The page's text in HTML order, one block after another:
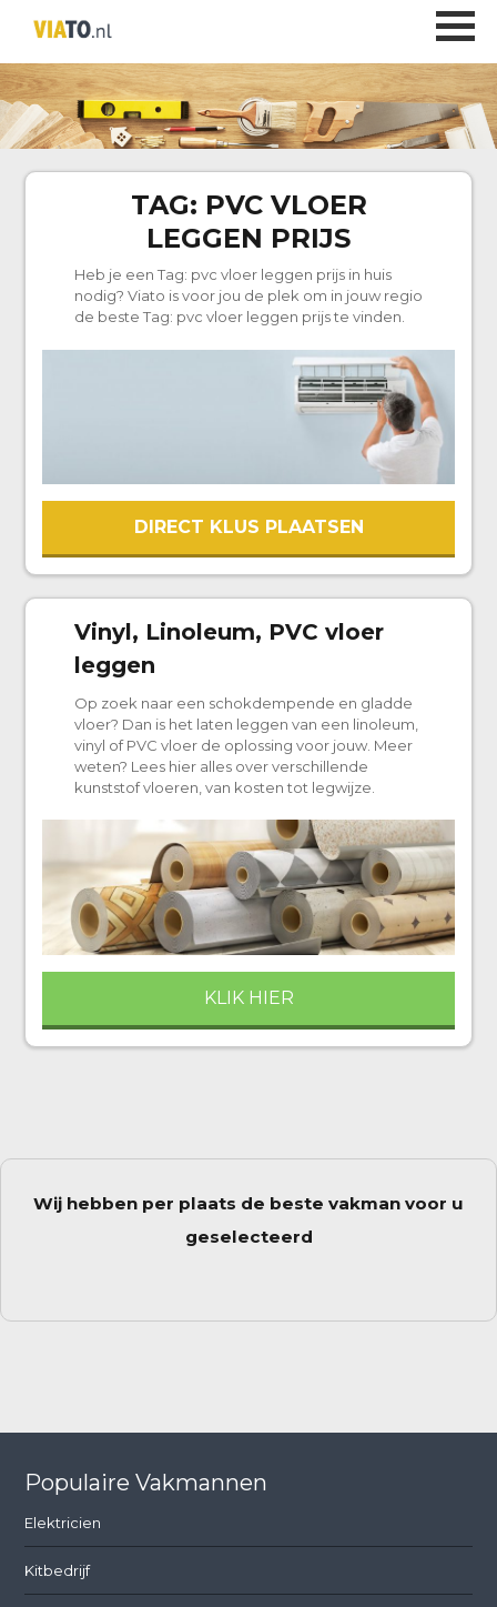
TAG: PVC VLOER
LEGGEN PRIJS
Heb je een Tag: pvc vloer leggen prijsin huis
nodig? Viato is voor jou de plek om in jouw regio
de beste Tag: pvc vloer leggen prijste vinden.
DIRECT KLUS PLAATSEN
Vinyl, Linoleum, PVC vloer
leggen
Op zoek naar een schokdempende en gladde
vloer? Dan is het laten leggen van een linoleum,
vinyl of PVC vloer de oplossing voor jouw. Meer
weten? Lees hier alles over verschillende
kunststof vloeren, van kosten tot legwijze.
KLIK HIER
Wij hebben per plaats de beste vakman voor u
geselecteerd
Populaire Vakmannen
Elektricien
Kitbedrijf